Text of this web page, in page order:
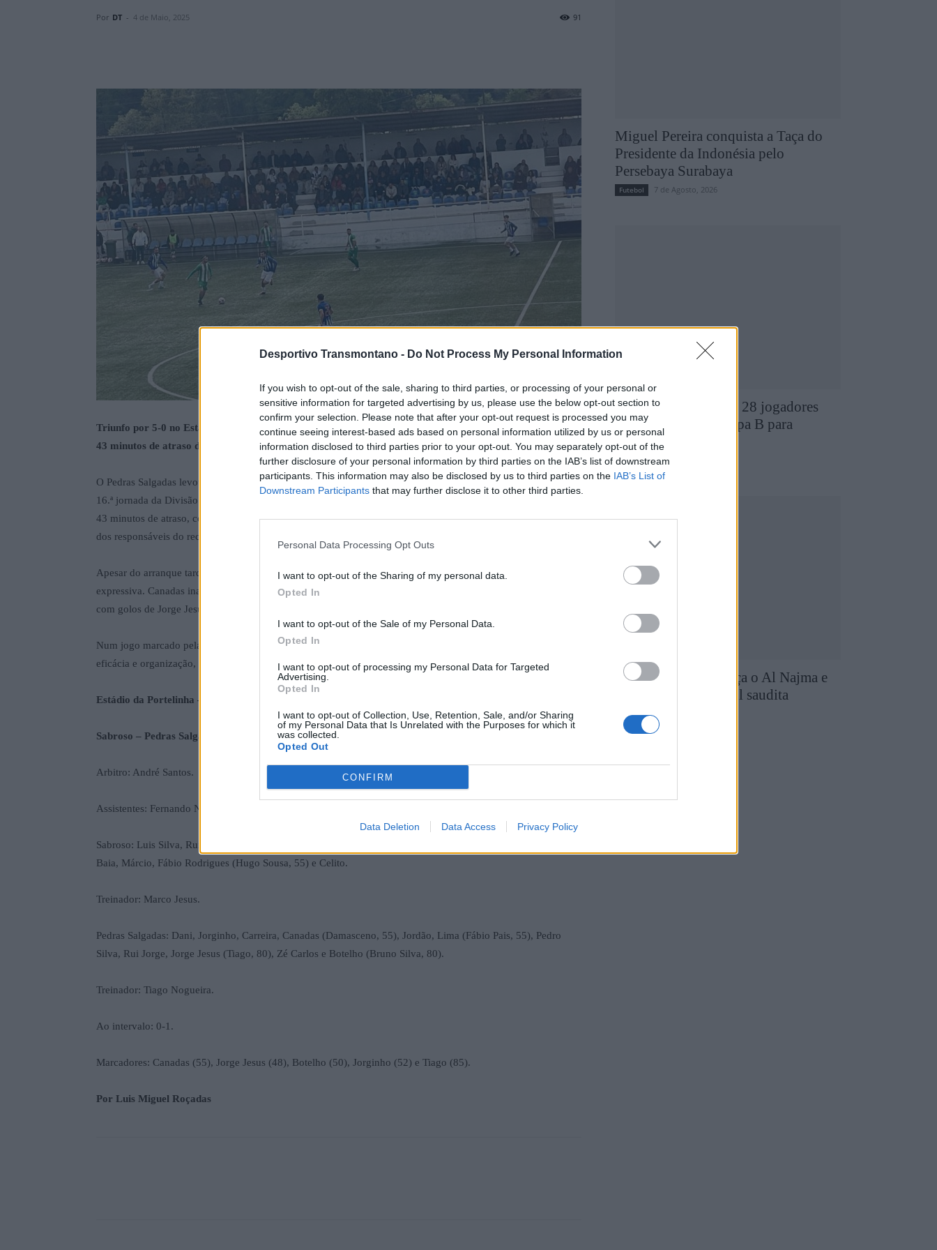
Desportivo Transmontano - Do Not Process My Personal Information
If you wish to opt-out of the sale, sharing to third parties, or processing of your personal or
sensitive information for targeted advertising by us, please use the below opt-out section to
confirm your selection. Please note that after your opt-out request is processed you may
continue seeing interest-based ads based on personal information utilized by us or personal
information disclosed to third parties prior to your opt-out. You may separately opt-out of the
further disclosure of your personal information by third parties on the IAB’s list of downstream
participants. This information may also be disclosed by us to third parties on the IAB’s List of
Downstream Participants that may further disclose it to other third parties.
Personal Data Processing Opt Outs
I want to opt-out of the Sharing of my personal data.
Opted In
I want to opt-out of the Sale of my Personal Data.
Opted In
I want to opt-out of processing my Personal Data for Targeted
Advertising.
Opted In
I want to opt-out of Collection, Use, Retention, Sale, and/or Sharing
of my Personal Data that Is Unrelated with the Purposes for which it
was collected.
Opted Out
CONFIRM
Data Deletion Data Access Privacy Policy
Por DT - 4 de Maio, 2025 91
Triunfo por 5-0 no Estádio da Portelinha, em jogo da 16.ª jornada da Divisão de Honra, que começou com
43 minutos de atraso devido ao mau tempo
O Pedras Salgadas levou a melhor no dérbi aguiarense ao vencer o Sabroso por 5-0, em partida invertida da
16.ª jornada da Divisão de Honra da AFVR. O encontro, disputado no Estádio da Portelinha, teve início com
43 minutos de atraso, consequência das fortes chuvas que alagaram partes do relvado, obrigando à intervenção
dos responsáveis do recinto para tornar o terreno praticável.
Apesar do arranque tardio, a equipa de Tiago Nogueira entrou determinada e acabou por construir uma vitória
expressiva. Canadas inaugurou o marcador aos 35 minutos, e já na segunda parte o Pedras Salgadas ampliou
com golos de Jorge Jesus (48’), Botelho (50’), Jorginho (52’) e Tiago (85’), selando o resultado final.
Num jogo marcado pelas condições meteorológicas difíceis, a formação do Pedras Salgadas demonstrou
eficácia e organização, garantindo três pontos importantes frente ao rival concelhio.
Estádio da Portelinha – Pedras Salgadas
Sabroso – Pedras Salgadas: 0-5.
Arbitro: André Santos.
Assistentes: Fernando Nunes e Gonçalo Simões.
Sabroso: Luis Silva, Rui Jorge, Carlos Mourão, Brites, Nuno Carvalho (Caniggia, 70), Álvaro, Kevin, Fred
Baia, Márcio, Fábio Rodrigues (Hugo Sousa, 55) e Celito.
Treinador: Marco Jesus.
Pedras Salgadas: Dani, Jorginho, Carreira, Canadas (Damasceno, 55), Jordão, Lima (Fábio Pais, 55), Pedro
Silva, Rui Jorge, Jorge Jesus (Tiago, 80), Zé Carlos e Botelho (Bruno Silva, 80).
Treinador: Tiago Nogueira.
Ao intervalo: 0-1.
Marcadores: Canadas (55), Jorge Jesus (48), Botelho (50), Jorginho (52) e Tiago (85).
Por Luis Miguel Roçadas
Miguel Pereira conquista a Taça do
Presidente da Indonésia pelo
Persebaya Surabaya
Futebol 7 de Agosto, 2026
GD Chaves revela os 28 jogadores
que compõem a equipa B para
2026/2027
Futebol 7 de Agosto, 2026
Diogo Queirós reforça o Al Najma e
mantém-se no futebol saudita
Futebol 7 de Agosto, 2026